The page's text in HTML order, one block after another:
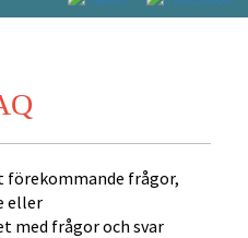
förekommande frågor,
eller
med frågor och svar